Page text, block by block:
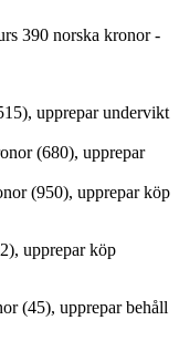
390 norska kronor -
upprepar undervikt
(680), upprepar
(950), upprepar köp
upprepar köp
(45), upprepar behåll